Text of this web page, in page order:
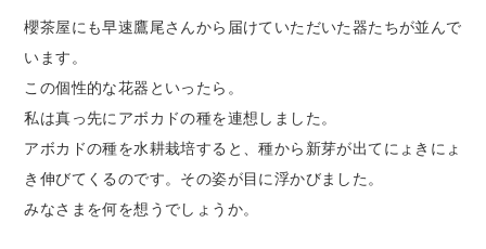
櫻茶屋にも早速鷹尾さんから届けていただいた器たちが並んで
います。
この個性的な花器といったら。
私は真っ先にアボカドの種を連想しました。
アボカドの種を水耕栽培すると、種から新芽が出てにょきにょ
き伸びてくるのです。その姿が目に浮かびました。
みなさまを何を想うでしょうか。